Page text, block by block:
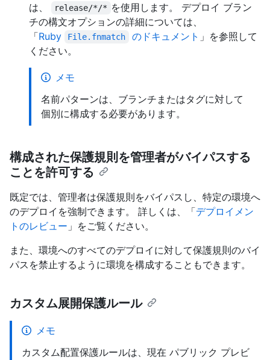
は、
release/*/* を使用します。 デプロイ ブラン
チの構文オプションの詳細については、
「Ruby File.fnmatch のドキュメント 」を参照して
ください。
メモ
名前パターンは、ブランチまたはタグに対して
個別に構成する必要があります。
構成された保護規則を管理者がバイパスする
ことを許可する
既定では、管理者は保護規則をバイパスし、特定の環境へ
のデプロイを強制できます。 詳しくは、「デプロイメン
トのレビュー 」をご覧ください。
また、環境へのすべてのデプロイに対して保護規則のバイ
パスを禁止するように環境を構成することもできます。
カスタム展開保護ルール
メモ
カスタム配置保護ルールは、現在 パブリック プレビ